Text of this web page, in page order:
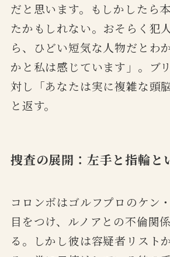
だと思います。もしかしたら
たかもしれない。おそらく犯
ら、ひどい短気な人物だとわ
かと私は感じています」。ブ
対し「あなたは実に複雑な頭
と返す。
捜査の展開：左手と指輪と
コロンボはゴルフプロのケン
目をつけ、ルノアとの不倫関
る。しかし彼は容疑者リスト